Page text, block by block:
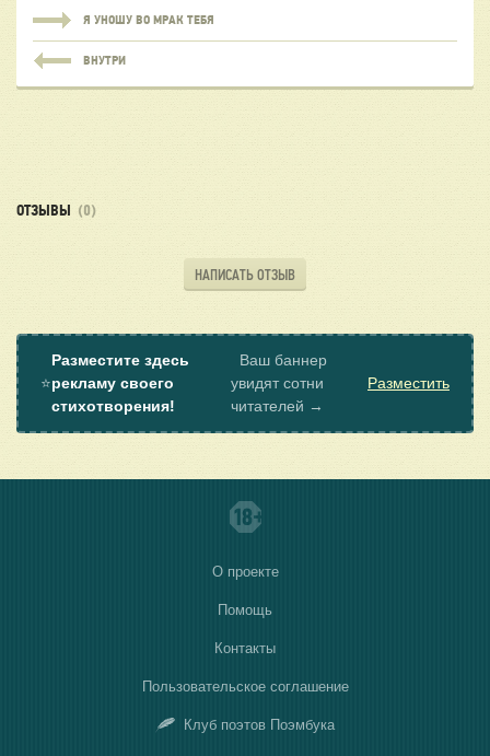
Я УНОШУ ВО МРАК ТЕБЯ
ВНУТРИ
ОТЗЫВЫ (0)
НАПИСАТЬ ОТЗЫВ
⭐
Разместите здесь
рекламу своего
стихотворения!
Ваш баннер
увидят сотни
читателей →
Разместить
О проекте
Помощь
Контакты
Пользовательское соглашение
Клуб поэтов Поэмбука